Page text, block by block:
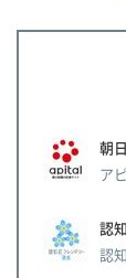
朝
ア
認
認